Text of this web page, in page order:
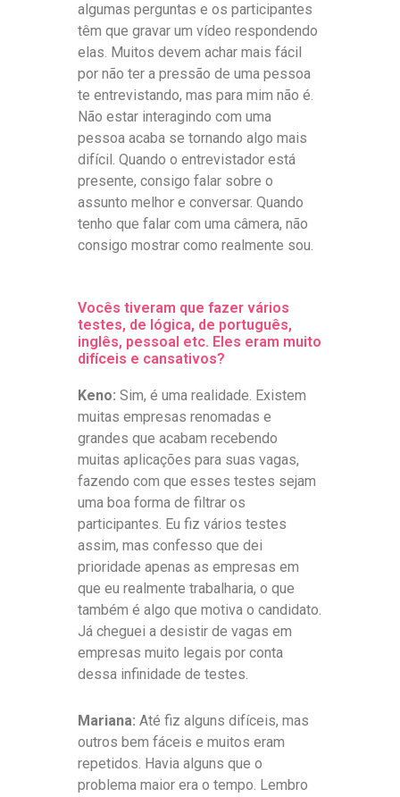
algumas perguntas e os participantes
têm que gravar um vídeo respondendo
elas. Muitos devem achar mais fácil
por não ter a pressão de uma pessoa
te entrevistando, mas para mim não é.
Não estar interagindo com uma
pessoa acaba se tornando algo mais
difícil. Quando o entrevistador está
presente, consigo falar sobre o
assunto melhor e conversar. Quando
tenho que falar com uma câmera, não
consigo mostrar como realmente sou.
Vocês tiveram que fazer vários
testes, de lógica, de português,
inglês, pessoal etc. Eles eram muito
difíceis e cansativos?
Keno: Sim, é uma realidade. Existem
muitas empresas renomadas e
grandes que acabam recebendo
muitas aplicações para suas vagas,
fazendo com que esses testes sejam
uma boa forma de filtrar os
participantes. Eu fiz vários testes
assim, mas confesso que dei
prioridade apenas as empresas em
que eu realmente trabalharia, o que
também é algo que motiva o candidato.
Já cheguei a desistir de vagas em
empresas muito legais por conta
dessa infinidade de testes.
Mariana: Até fiz alguns difíceis, mas
outros bem fáceis e muitos eram
repetidos. Havia alguns que o
problema maior era o tempo. Lembro